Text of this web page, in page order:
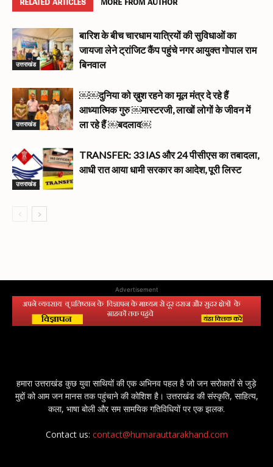
उत्तराखंड
बारिश के बीच चारधाम यात्रियों की सुविधाओं का
जायजा लेने ट्रांजिट कैंप पहुंचे नगर आयुक्त गोपाल राम
बिनवाल
उत्तराखंड
￼￼दुनिया को ख़ुश रहने का मूल मंत्र दे रहे हैं
आध्यात्मिक गुरु ￼मास्टरजी, लाखों लोगों के जीवन में
ला रहे हैं ￼बदलाव￼
उत्तराखंड
TRANSFER: 33 IAS और 24 पीसीएस का तबादला,
आधी रात आया धामी सरकार का आदेश, पूरी लिस्ट
Advertisement
हमारा उत्तराखंड कुछ युवा साथियों की एक अभिनव पहल है जो जन सरोकारों से जुड़े
मुद्दों को आम जन मानस तक पहुंचाने की कोशिश है। उत्तराखंड की संस्कृति, साहित्य,
कला, भाषा बोली और सम सामयिक गतिविधियों पर एक झलक.
Contact us: contact@humarauttarakhand.com